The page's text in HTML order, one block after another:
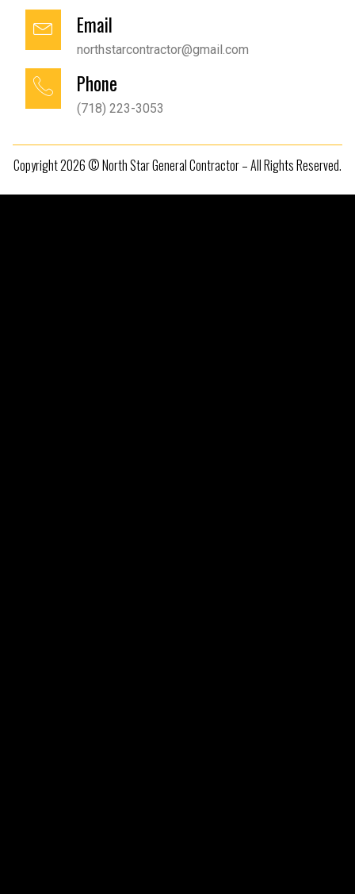
Email
northstarcontractor@gmail.com
Phone
(718) 223-3053
Copyright 2026 © North Star General Contractor – All Rights Reserved.